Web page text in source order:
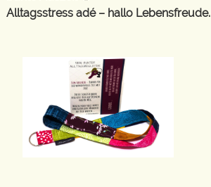
Alltagsstress adé – hallo Lebensfreude.